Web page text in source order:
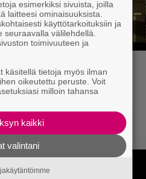
Plus Essential -
todellinen
esimerkiksi sivuista, joilla
laitteesi ominaisuuksista.
käyttötarkoituksiin ja
välilehdellä.
toimivuuteen ja
käsitellä tietoja myös ilman
oikeutettu peruste. Voit
milloin tahansa
kaikki
valintani